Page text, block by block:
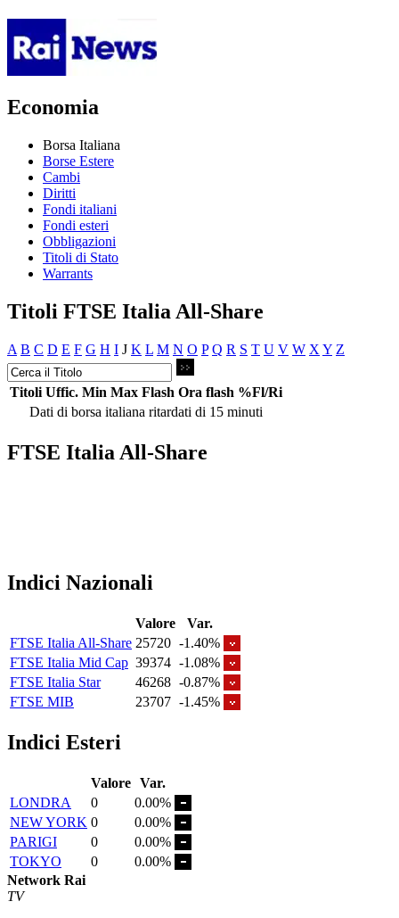
Economia
Borsa Italiana
Borse Estere
Cambi
Diritti
Fondi italiani
Fondi esteri
Obbligazioni
Titoli di Stato
Warrants
Titoli FTSE Italia All-Share
A B C D E F G H I J K L M N O P Q R S T U V W X Y Z
Titoli Uffic. Min Max Flash Ora flash %Fl/Ri
Dati di borsa italiana ritardati di 15 minuti
FTSE Italia All-Share
Indici Nazionali
Valore
Var.
FTSE Italia All-Share 25720 -1.40%
FTSE Italia Mid Cap 39374 -1.08%
FTSE Italia Star
46268 -0.87%
FTSE MIB
23707 -1.45%
Indici Esteri
Valore Var.
LONDRA
0
0.00%
NEW YORK 0
0.00%
PARIGI
0
0.00%
TOKYO
0
0.00%
Network Rai
TV